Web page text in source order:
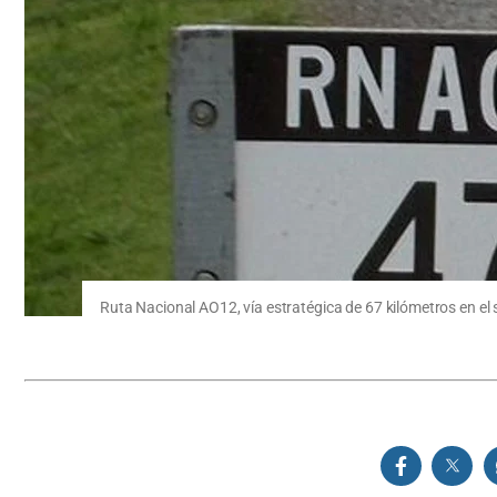
Ruta Nacional AO12, vía estratégica de 67 kilómetros en el